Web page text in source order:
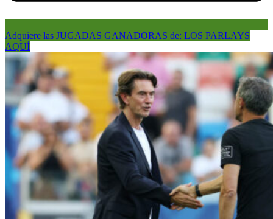
Adquiere las JUGADAS GANADORAS de: LOS PARLAYS
AQUÍ